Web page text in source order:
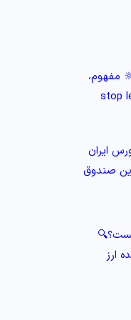
مفهوم،
ایران
صندوق
ارز